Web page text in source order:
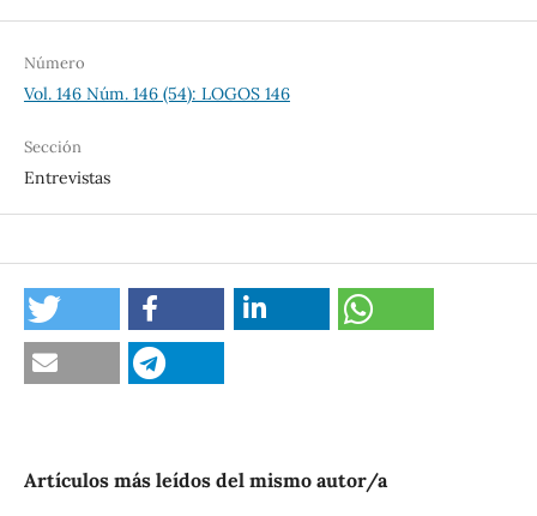
Número
Vol. 146 Núm. 146 (54): LOGOS 146
Sección
Entrevistas
Artículos más leídos del mismo autor/a